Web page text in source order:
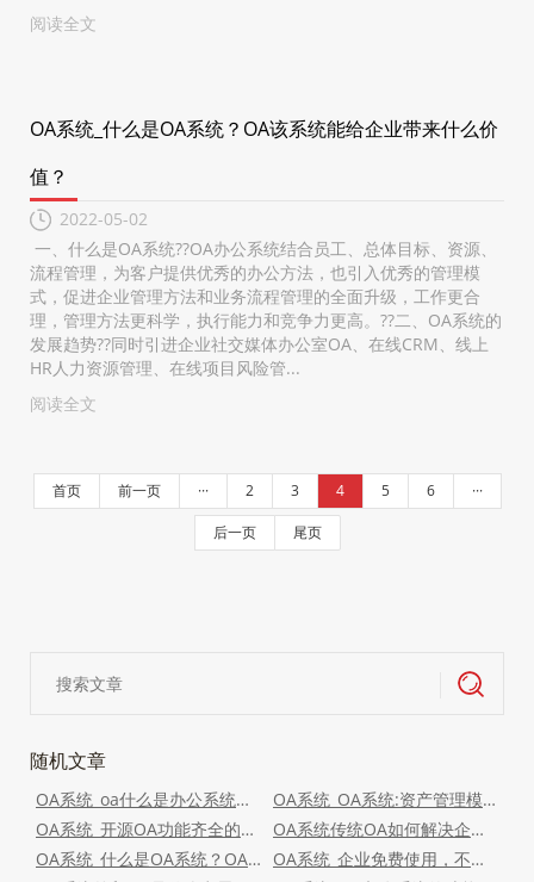
阅读全文
OA系统_什么是OA系统？OA该系统能给企业带来什么价
值？
2022-05-02
一、什么是OA系统??OA办公系统结合员工、总体目标、资源、
流程管理，为客户提供优秀的办公方法，也引入优秀的管理模
式，促进企业管理方法和业务流程管理的全面升级，工作更合
理，管理方法更科学，执行能力和竞争力更高。??二、OA系统的
发展趋势??同时引进企业社交媒体办公室OA、在线CRM、线上
HR人力资源管理、在线项目风险管...
阅读全文
首页 前一页 ··· 2 3 4 5 6 ···
后一页 尾页
随机文章
OA系统_oa什么是办公系统？对企业有什么影响？
OA系统_OA系统:资产管理模块复盘思考
OA系统_开源OA功能齐全的自动办公系统是最完美的免费系统
OA系统传统OA如何解决企业无法解决的问题？
OA系统_什么是OA系统？OA该系统能给企业带来什么价值？
OA系统_企业免费使用，不需要版权授权的全平台OA系统，商用，全开源